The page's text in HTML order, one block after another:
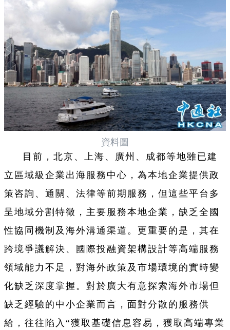
資料圖
目前，北京、上海、廣州、成都等地雖已建
立區域級企業出海服務中心，為本地企業提供政
策咨詢、通關、法律等前期服務，但這些平台多
呈地域分割特徵，主要服務本地企業，缺乏全國
性協同機制及海外溝通渠道。更重要的是，其在
跨境爭議解決、國際投融資架構設計等高端服務
領域能力不足，對海外政策及市場環境的實時變
化缺乏深度掌握。對於廣大有意探索海外市場但
缺乏經驗的中小企業而言，面對分散的服務供
給，往往陷入“獲取基礎信息容易，獲取高端專業